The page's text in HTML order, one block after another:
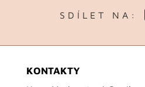
S D Í L E T N A :
KONTAKTY